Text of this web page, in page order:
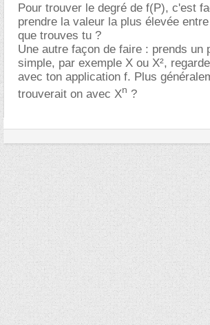
Pour trouver le degré de f(P), c'est
prendre la valeur la plus élevée
que trouves tu ?
Une autre façon de faire : prends un
simple, par exemple X ou X²,
avec ton application f. Plus
trouverait on avec Xn ?